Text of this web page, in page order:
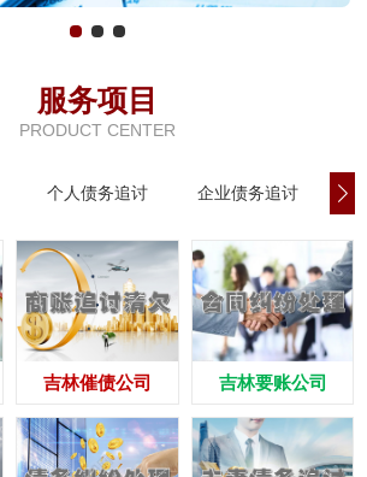
服务项目
PRODUCT CENTER
个人债务追讨 企业债务追讨
吉林催债公司 吉林要账公司